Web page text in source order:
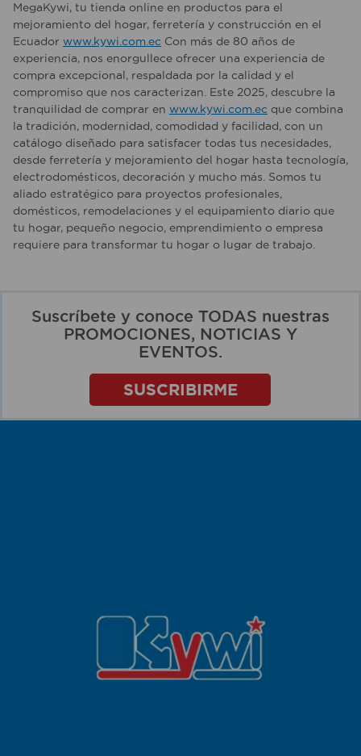
MegaKywi, tu tienda online en productos para el
mejoramiento del hogar, ferretería y construcción en el
Ecuador www.kywi.com.ec Con más de 80 años de
experiencia, nos enorgullece ofrecer una experiencia de
compra excepcional, respaldada por la calidad y el
compromiso que nos caracterizan. Este 2025, descubre la
tranquilidad de comprar en www.kywi.com.ec que combina
la tradición, modernidad, comodidad y facilidad, con un
catálogo diseñado para satisfacer todas tus necesidades,
desde ferretería y mejoramiento del hogar hasta tecnología,
electrodomésticos, decoración y mucho más. Somos tu
aliado estratégico para proyectos profesionales,
domésticos, remodelaciones y el equipamiento diario que
tu hogar, pequeño negocio, emprendimiento o empresa
requiere para transformar tu hogar o lugar de trabajo.
Suscríbete y conoce TODAS nuestras
PROMOCIONES, NOTICIAS Y
EVENTOS.
SUSCRIBIRME